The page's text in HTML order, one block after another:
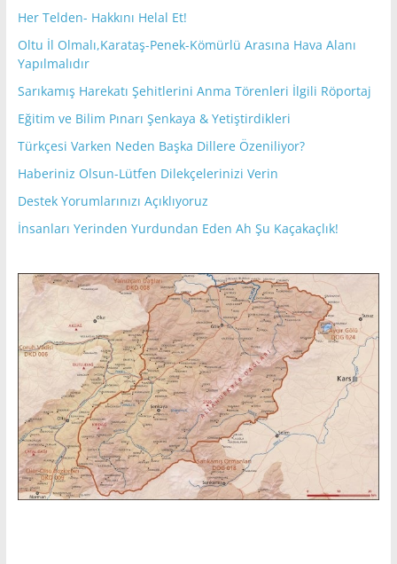
Her Telden- Hakkını Helal Et!
Oltu İl Olmalı,Karataş-Penek-Kömürlü Arasına Hava Alanı
Yapılmalıdır
Sarıkamış Harekatı Şehitlerini Anma Törenleri İlgili Röportaj
Eğitim ve Bilim Pınarı Şenkaya & Yetiştirdikleri
Türkçesi Varken Neden Başka Dillere Özeniliyor?
Haberiniz Olsun-Lütfen Dilekçelerinizi Verin
Destek Yorumlarınızı Açıklıyoruz
İnsanları Yerinden Yurdundan Eden Ah Şu Kaçakaçlık!